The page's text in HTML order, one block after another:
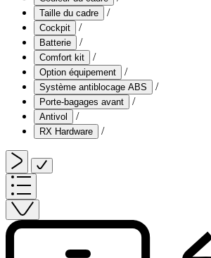
Taille du cadre /
Cockpit /
Batterie /
Comfort kit /
Option équipement /
Système antiblocage ABS /
Porte-bagages avant /
Antivol /
RX Hardware /